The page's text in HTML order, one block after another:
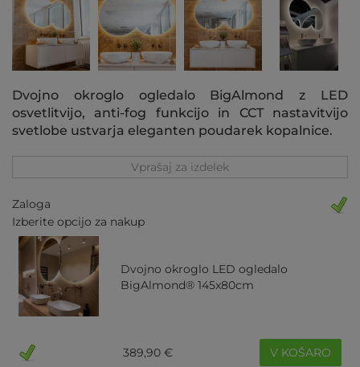
Dvojno okroglo ogledalo BigAlmond z LED
osvetlitvijo, anti-fog funkcijo in CCT nastavitvijo
svetlobe ustvarja eleganten poudarek kopalnice.
Vprašaj za izdelek
Zaloga
Izberite opcijo za nakup
Dvojno okroglo LED ogledalo
BigAlmond® 145x80cm
389,90 € V KOŠARO